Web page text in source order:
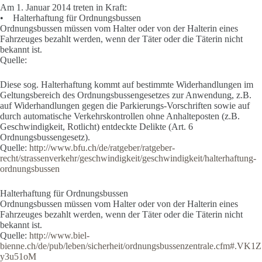
Am 1. Januar 2014 treten in Kraft:
• Halterhaftung für Ordnungsbussen
Ordnungsbussen müssen vom Halter oder von der Halterin eines
Fahrzeuges bezahlt werden, wenn der Täter oder die Täterin nicht
bekannt ist.
Quelle:
Diese sog. Halterhaftung kommt auf bestimmte Widerhandlungen im
Geltungsbereich des Ordnungsbussengesetzes zur Anwendung, z.B.
auf Widerhandlungen gegen die Parkierungs-Vorschriften sowie auf
durch automatische Verkehrskontrollen ohne Anhalteposten (z.B.
Geschwindigkeit, Rotlicht) entdeckte Delikte (Art. 6
Ordnungsbussengesetz).
Quelle: http://www.bfu.ch/de/ratgeber/ratgeber-
recht/strassenverkehr/geschwindigkeit/geschwindigkeit/halterhaftung-
ordnungsbussen
Halterhaftung für Ordnungsbussen
Ordnungsbussen müssen vom Halter oder von der Halterin eines
Fahrzeuges bezahlt werden, wenn der Täter oder die Täterin nicht
bekannt ist.
Quelle: http://www.biel-
bienne.ch/de/pub/leben/sicherheit/ordnungsbussenzentrale.cfm#.VK1Z
y3u51oM